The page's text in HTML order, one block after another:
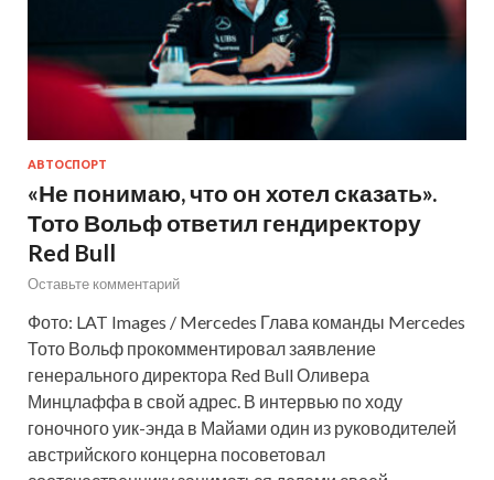
АВТОСПОРТ
«Не понимаю, что он хотел сказать».
Тото Вольф ответил гендиректору
Red Bull
Оставьте комментарий
Фото: LAT Images / Mercedes Глава команды Mercedes
Тото Вольф прокомментировал заявление
генерального директора Red Bull Оливера
Минцлаффа в свой адрес. В интервью по ходу
гоночного уик-энда в Майами один из руководителей
австрийского концерна посоветовал